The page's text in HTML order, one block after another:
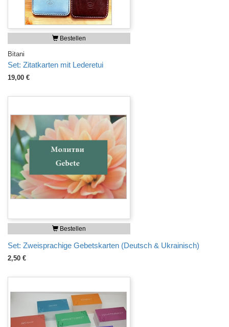
Bestellen
Bitani
Set: Zitatkarten mit Lederetui
19,00 €
Bestellen
Set: Zweisprachige Gebetskarten (Deutsch & Ukrainisch)
2,50 €